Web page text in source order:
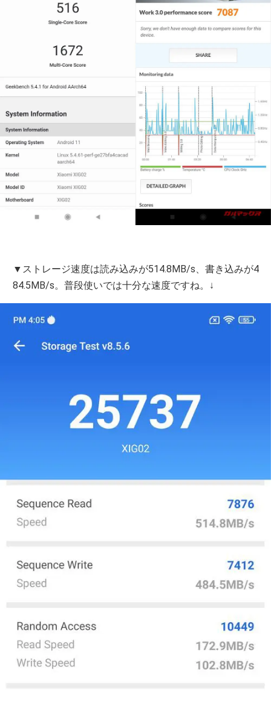
▼ストレージ速度は読み込みが514.8MB/s、書き込みが4
84.5MB/s。普段使いでは十分な速度ですね。↓